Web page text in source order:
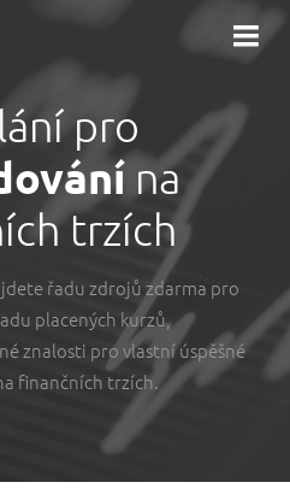
pro
na
trzích
řadu zdrojů zdarma pro
placených kurzů,
znalosti pro vlastní úspěšné
finančních trzích.